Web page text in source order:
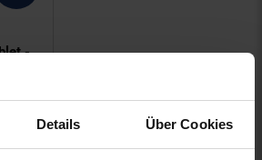
Details Über Cookies
-